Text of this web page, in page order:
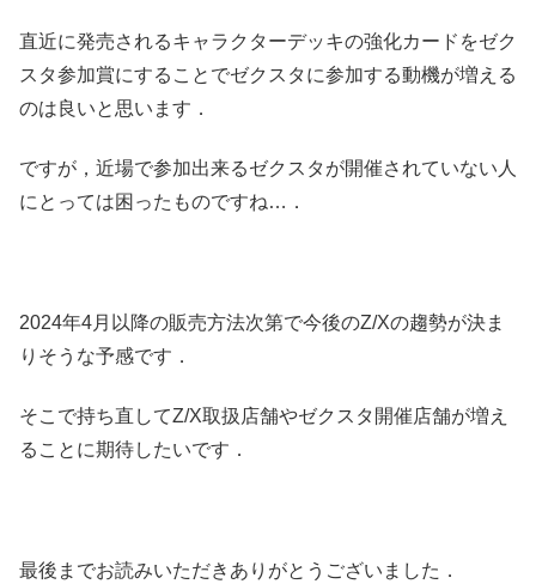
直近に発売されるキャラクターデッキの強化カードをゼク
スタ参加賞にすることでゼクスタに参加する動機が増える
のは良いと思います．
ですが，近場で参加出来るゼクスタが開催されていない人
にとっては困ったものですね…．
2024年4月以降の販売方法次第で今後のZ/Xの趨勢が決ま
りそうな予感です．
そこで持ち直してZ/X取扱店舗やゼクスタ開催店舗が増え
ることに期待したいです．
最後までお読みいただきありがとうございました．